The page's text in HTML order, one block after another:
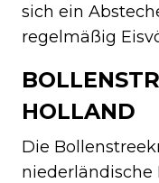
sich ein
regelmäßig
HOLLAND
Die
niederländische